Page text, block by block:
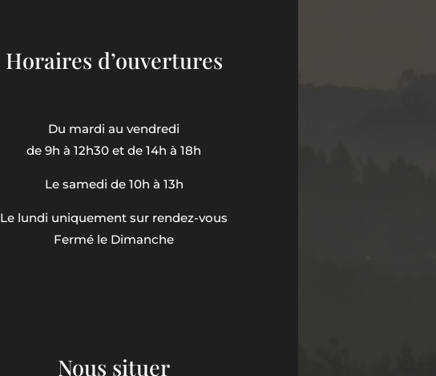
Horaires d’ouvertures
Du mardi au vendredi
de 9h à 12h30 et de 14h à 18h
Le samedi de 10h à 13h
Le lundi uniquement sur rendez-vous
Fermé le Dimanche
Nous situer